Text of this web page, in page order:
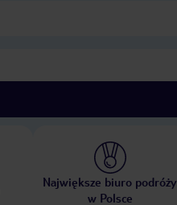
Największe biuro podróży
w Polsce